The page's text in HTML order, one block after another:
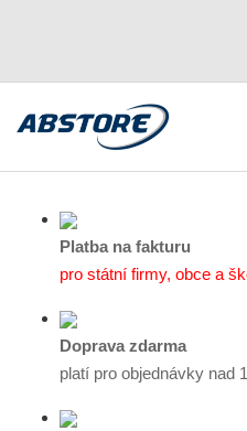
Platba na fakturu
pro státní firmy, obce a
Doprava zdarma
platí pro objednávky nad